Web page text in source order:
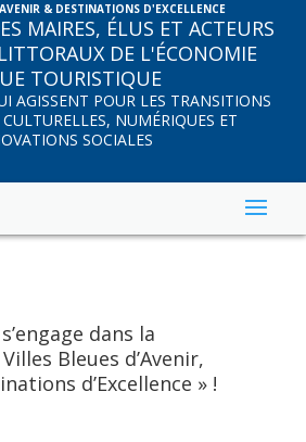
& DESTINATIONS D'EXCELLENCE
MAIRES, ÉLUS ET ACTEURS
DE L'ÉCONOMIE
TOURISTIQUE
AGISSENT POUR LES TRANSITIONS
NUMÉRIQUES ET
SOCIALES
dans la
Bleues d’Avenir,
d’Excellence » !